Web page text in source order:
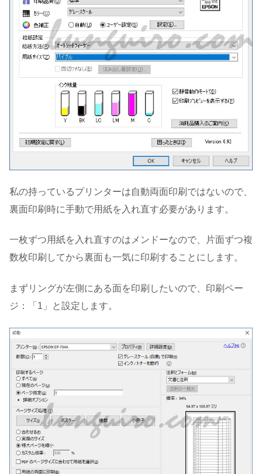
私の持っているプリンターは自動両面印刷ではないので、
裏面印刷時に手動で用紙を入れ直す必要があります。
一枚ずつ用紙を入れ直すのはメンドーなので、片面ずつ複
数枚印刷してから裏面も一気に印刷することにします。
まずリングが左側にある面を印刷したいので、印刷ペー
ジ：「1」と設定します。